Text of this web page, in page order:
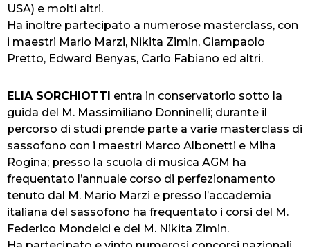
USA) e molti altri.
Ha inoltre partecipato a numerose masterclass, con
i maestri Mario Marzi, Nikita Zimin, Giampaolo
Pretto, Edward Benyas, Carlo Fabiano ed altri.
ELIA SORCHIOTTI entra in conservatorio sotto la
guida del M. Massimiliano Donninelli; durante il
percorso di studi prende parte a varie masterclass di
sassofono con i maestri Marco Albonetti e Miha
Rogina; presso la scuola di musica AGM ha
frequentato l’annuale corso di perfezionamento
tenuto dal M. Mario Marzi e presso l’accademia
italiana del sassofono ha frequentato i corsi del M.
Federico Mondelci e del M. Nikita Zimin.